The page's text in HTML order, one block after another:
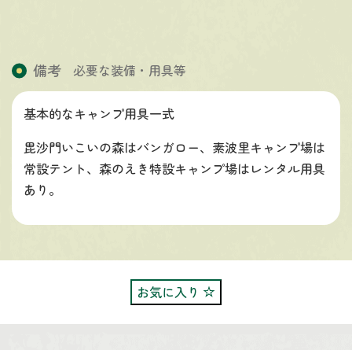
備考 必要な装備・用具等
基本的なキャンプ用具一式
毘沙門いこいの森はバンガロー、素波里キャンプ場は
常設テント、森のえき特設キャンプ場はレンタル用具
あり。
お気に入り